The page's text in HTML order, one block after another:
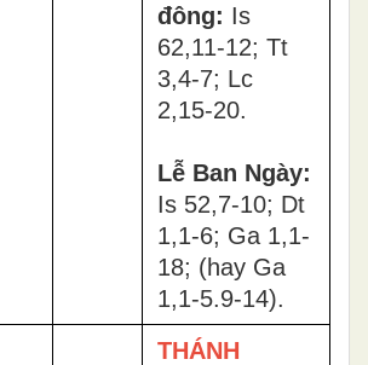
đông: Is
62,11-12; Tt
3,4-7; Lc
2,15-20.
Lễ Ban Ngày:
Is 52,7-10; Dt
1,1-6; Ga 1,1-
18; (hay Ga
1,1-5.9-14).
THÁNH